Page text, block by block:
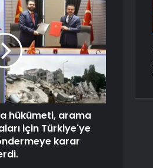
hükümeti, arama
için Türkiye'ye
karar